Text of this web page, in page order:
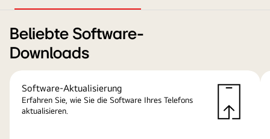
Beliebte Software-
Downloads
Software-Aktualisierung
Erfahren Sie, wie Sie die Software Ihres Telefons
aktualisieren.